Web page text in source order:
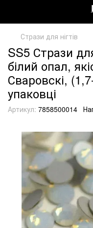
Стрази для нігтів
SS5 Стрази
білий опал,
Сваровскі,
упаковці
Артикул: 7858500014